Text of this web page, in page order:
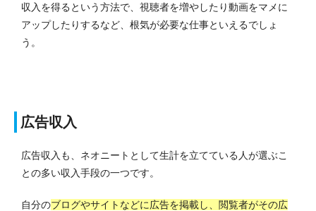
収入を得るという方法で、視聴者を増やしたり動画をマメに
アップしたりするなど、根気が必要な仕事といえるでしょ
う。
広告収入
広告収入も、ネオニートとして生計を立てている人が選ぶこ
との多い収入手段の一つです。
自分のブログやサイトなどに広告を掲載し、閲覧者がその広